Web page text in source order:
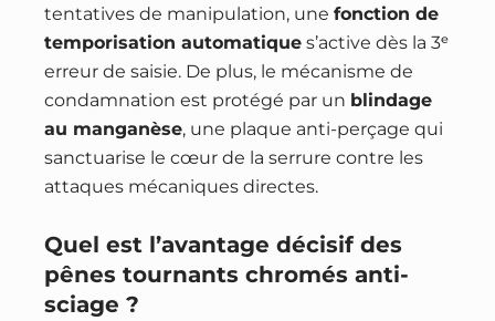
tentatives de manipulation, une fonction de
temporisation automatiques’active dès la 3ᵉ
erreur de saisie. De plus, le mécanisme de
condamnation est protégé par un blindage
au manganèse, une plaque anti-perçage qui
sanctuarise le cœur de la serrure contre les
attaques mécaniques directes.
Quel est l’avantage décisif des
pênes tournants chromés anti-
sciage ?